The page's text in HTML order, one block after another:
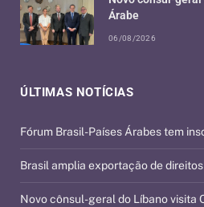
ÚLTIMAS NOTÍCIAS
Fórum Brasil-Países Árabes tem
Brasil amplia exportação de
Novo cônsul-geral do Líbano visita
Árabe
06/08/2026